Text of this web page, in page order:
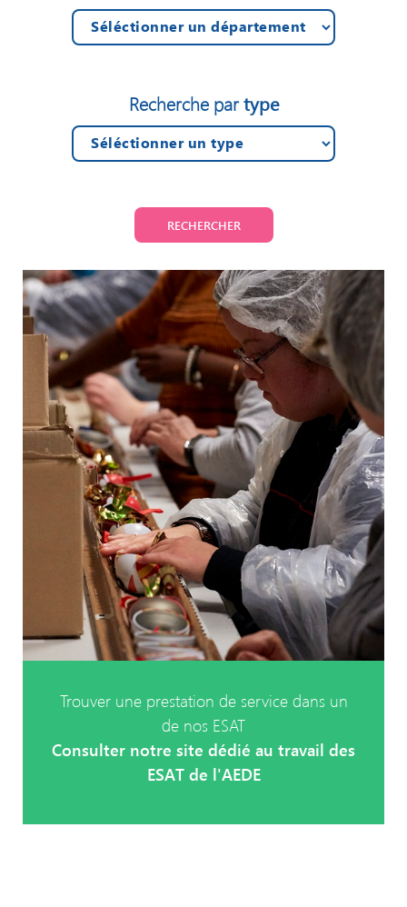
Recherche partype
RECHERCHER
Trouver une prestation de service dans un
de nos ESAT
Consulter notre site dédié au travail des
ESAT de l'AEDE